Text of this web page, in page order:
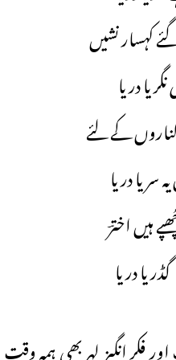
کہسار نشیں
دریا
کے لئے
سریا دریا
ہیں اخترؔ
دریا
انگیز لہر بھی ہمہ